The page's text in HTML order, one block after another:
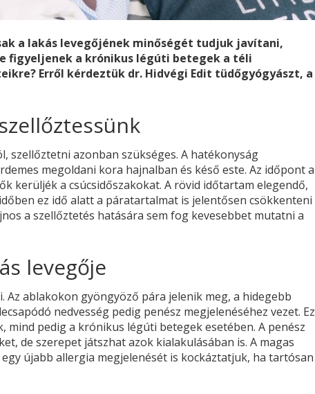
a lakás levegőjének minőségét tudjuk javítani,
figyeljenek a krónikus légúti betegek a téli
Erről kérdeztük dr. Hidvégi Edit tüdőgyógyászt, a
szellőztetni azonban szükséges. A hatékonyság
megoldani kora hajnalban és késő este. Az időpont a
kerüljék a csúcsidőszakokat. A rövid időtartam elegendő,
ez idő alatt a páratartalmat is jelentősen csökkenteni
a szellőztetés hatására sem fog kevesebbet mutatni a
levegője
ablakokon gyöngyöző pára jelenik meg, a hidegebb
nedvesség pedig penész megjelenéséhez vezet. Ez
mind pedig a krónikus légúti betegek esetében. A penész
de szerepet játszhat azok kialakulásában is. A magas
újabb allergia megjelenését is kockáztatjuk, ha tartósan